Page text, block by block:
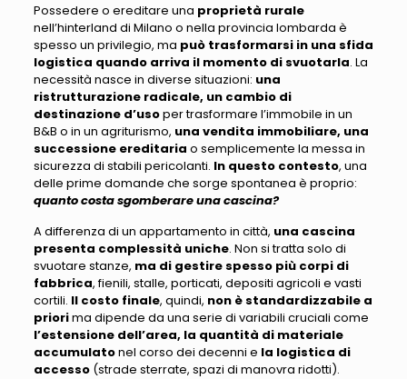
Possedere o ereditare una proprietà rurale
nell’hinterland di Milano o nella provincia lombarda è
spesso un privilegio, ma può trasformarsi in una sfida
logistica quando arriva il momento di svuotarla. La
necessità nasce in diverse situazioni: una
ristrutturazione radicale, un cambio di
destinazione d’usoper trasformare l’immobile in un
B&B o in un agriturismo, una vendita immobiliare, una
successione ereditaria o semplicemente la messa in
sicurezza di stabili pericolanti. In questo contesto, una
delle prime domande che sorge spontanea è proprio:
quanto costa sgomberare una cascina?
A differenza di un appartamento in città, una cascina
presenta complessità uniche. Non si tratta solo di
svuotare stanze, ma di gestire spesso più corpi di
fabbrica,fienili, stalle, porticati, depositi agricoli e vasti
cortili. Il costo finale, quindi, non è standardizzabile a
priorima dipende da una serie di variabili cruciali come
l’estensione dell’area, la quantità di materiale
accumulatonel corso dei decenni e la logistica di
accesso(strade sterrate, spazi di manovra ridotti).